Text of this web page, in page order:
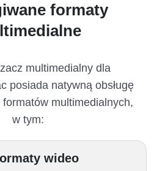
formaty
multimedialny dla
posiada natywną obsługę
multimedialnych,
w tym:
wideo